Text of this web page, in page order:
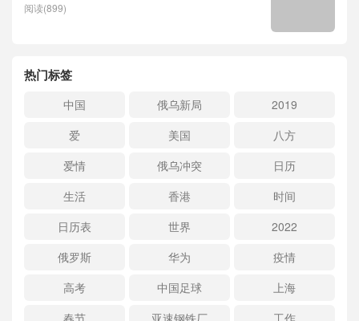
阅读(899)
热门标签
中国 俄乌新局
2019
爱
美国
八方
爱情
俄乌冲突
日历
生活
香港
时间
日历表
世界
2022
俄罗斯
华为
疫情
高考
中国足球
上海